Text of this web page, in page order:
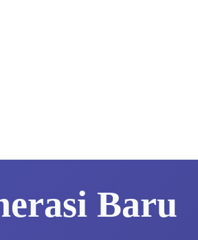
Baru